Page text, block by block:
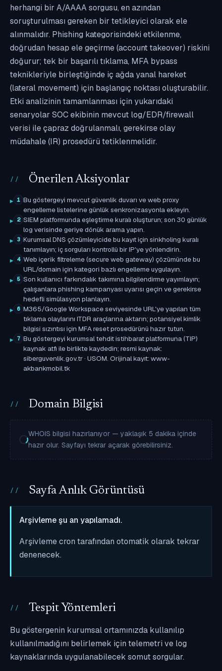
herhangi bir A/AAAA sorgusu, en azından
soruşturulması gereken bir tetikleyici olarak ele
alınmalıdır. Phishing kategorisindeki etkilenme,
doğrudan hesap ele geçirme (account takeover) riskini
doğurur; tek bir başarılı tıklama, MFA bypass
teknikleriyle birleştiğinde iç ağda yanal hareket
(lateral movement) için başlangıç noktası oluşturabilir.
Etki analizinin tamamlanması için yukarıdaki
senaryolar SOC ekibinin mevcut log/EDR/firewall
verisi ile çapraz doğrulanmalı, gerekirse olay
müdahale (IR) prosedürü tetiklenmelidir.
Önerilen Aksiyonlar
1 Bu göstergeyi mevcut güvenlik duvarı ve web proxy
engelleme listelerine günlük senkronizasyonla ekleyin.
2 SIEM platformunda eşleştirme kuralı oluşturun; son 30 günlük
log verisinde geriye dönük arama yapın.
3 Kurumsal DNS çözümleyicide bu kayıt için sinkholing kuralı
tanımlayın; iç sorguları kontrollü bir IP'ye yönlendirin.
4 Web içerik filtreleme (secure web gateway) çözümünde bu
URL/domain için kategori bazlı engelleme uygulayın.
5 Son kullanıcı farkındalık takımına bilgilendirme yayımlayın;
çalışanlara phishing kampanyası uyarısı geçin ve gerekirse
hedefli simülasyon planlayın.
6 M365/Google Workspace seviyesinde URL'ye yapılan tüm
tıklama olaylarını ITDR araçlarına aktarın; potansiyel kimlik
bilgisi sızıntısı için MFA reset prosedürünü hazır tutun.
7 Bu göstergeyi kurumsal tehdit istihbarat platformuna (TIP)
kaynak atfı ile birlikte kaydedin; resmi kaynak:
siberguvenlik.gov.tr · USOM. Orijinal kayıt: www-
akbankmobil.tk
Domain Bilgisi
WHOIS bilgisi hazırlanıyor — yaklaşık 5 dakika içinde
hazır olur. Sayfayı tekrar açarak görebilirsiniz.
Sayfa Anlık Görüntüsü
Arşivleme şu an yapılamadı.
Arşivleme cron tarafından otomatik olarak tekrar
denenecek.
Tespit Yöntemleri
Bu göstergenin kurumsal ortamınızda kullanılıp
kullanılmadığını belirlemek için telemetri ve log
kaynaklarında uygulanabilecek somut sorgular.